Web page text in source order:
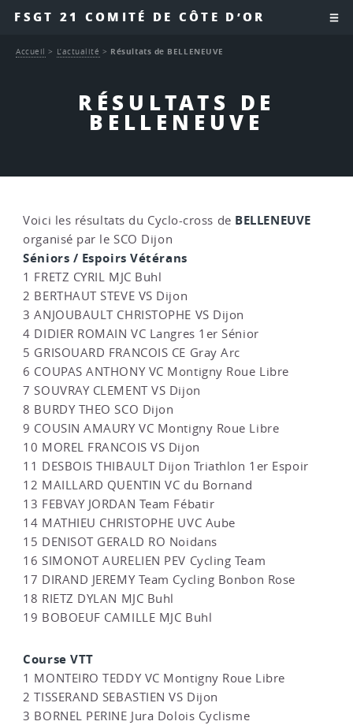
FSGT 21 COMITÉ DE CÔTE D’OR
RÉSULTATS DE
BELLENEUVE
Accueil > L’actualité > Résultats de BELLENEUVE
Voici les résultats du Cyclo-cross de BELLENEUVE
organisé par le SCO Dijon
Séniors / Espoirs Vétérans
1 FRETZ CYRIL MJC Buhl
2 BERTHAUT STEVE VS Dijon
3 ANJOUBAULT CHRISTOPHE VS Dijon
4 DIDIER ROMAIN VC Langres 1er Sénior
5 GRISOUARD FRANCOIS CE Gray Arc
6 COUPAS ANTHONY VC Montigny Roue Libre
7 SOUVRAY CLEMENT VS Dijon
8 BURDY THEO SCO Dijon
9 COUSIN AMAURY VC Montigny Roue Libre
10 MOREL FRANCOIS VS Dijon
11 DESBOIS THIBAULT Dijon Triathlon 1er Espoir
12 MAILLARD QUENTIN VC du Bornand
13 FEBVAY JORDAN Team Fébatir
14 MATHIEU CHRISTOPHE UVC Aube
15 DENISOT GERALD RO Noidans
16 SIMONOT AURELIEN PEV Cycling Team
17 DIRAND JEREMY Team Cycling Bonbon Rose
18 RIETZ DYLAN MJC Buhl
19 BOBOEUF CAMILLE MJC Buhl
Course VTT
1 MONTEIRO TEDDY VC Montigny Roue Libre
2 TISSERAND SEBASTIEN VS Dijon
3 BORNEL PERINE Jura Dolois Cyclisme